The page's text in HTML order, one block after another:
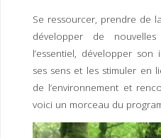
Se ressourcer, prendre de
développer de
l’essentiel, développer
ses sens et les stimuler en
de l’environnement et
voici un morceau du